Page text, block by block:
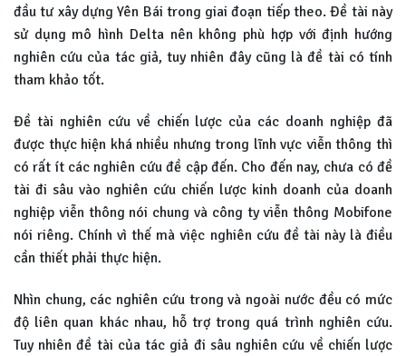
đầu tư xây dựng Yên Bái trong giai đoạn tiếp theo. Đề tài này
sử dụng mô hình Delta nên không phù hợp với định hướng
nghiên cứu của tác giả, tuy nhiên đây cũng là đề tài có tính
tham khảo tốt.
Đề tài nghiên cứu về chiến lược của các doanh nghiệp đã
được thực hiện khá nhiều nhưng trong lĩnh vực viễn thông thì
có rất ít các nghiên cứu đề cập đến. Cho đến nay, chưa có đề
tài đi sâu vào nghiên cứu chiến lược kinh doanh của doanh
nghiệp viễn thông nói chung và công ty viễn thông Mobifone
nói riêng. Chính vì thế mà việc nghiên cứu đề tài này là điều
cần thiết phải thực hiện.
Nhìn chung, các nghiên cứu trong và ngoài nước đều có mức
độ liên quan khác nhau, hỗ trợ trong quá trình nghiên cứu.
Tuy nhiên đề tài của tác giả đi sâu nghiên cứu về chiến lược